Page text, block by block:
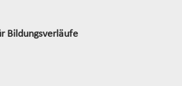
Bildungsverläufe